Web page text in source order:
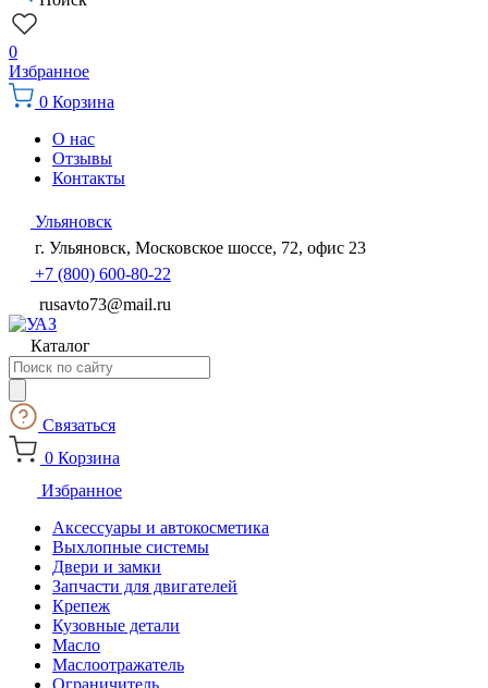
0
Избранное
0 Корзина
О нас
Отзывы
Контакты
Ульяновск
г. Ульяновск, Московское шоссе, 72, офис 23
+7 (800) 600-80-22
rusavto73@mail.ru
Каталог
Поиск
товаров
Связаться
0 Корзина
Избранное
Аксессуары и автокосметика
Выхлопные системы
Двери и замки
Запчасти для двигателей
Крепеж
Кузовные детали
Масло
Маслоотражатель
Ограничитель